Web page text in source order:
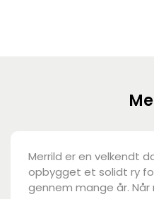
Merrild er en velkendt
opbygget et solidt ry
gennem mange år.